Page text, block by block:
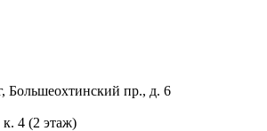
Большеохтинский пр., д. 6
4 (2 этаж)